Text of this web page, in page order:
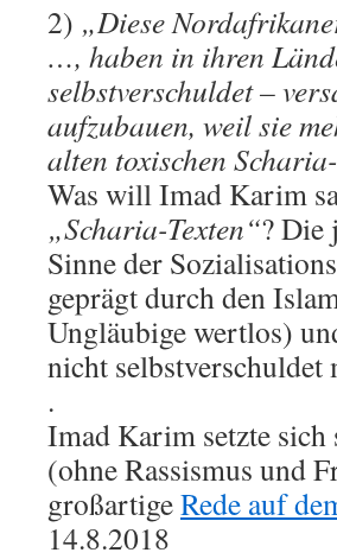
2) „Diese
…, haben in ihren
selbstverschuldet –
aufzubauen, weil sie
alten toxischen
Was will Imad Karim
„Scharia-Texten“? Die
Sinne der
geprägt durch den
Ungläubige wertlos)
nicht selbstverschuldet
.
Imad Karim setzte
(ohne Rassismus und
großartigeRede auf
14.8.2018